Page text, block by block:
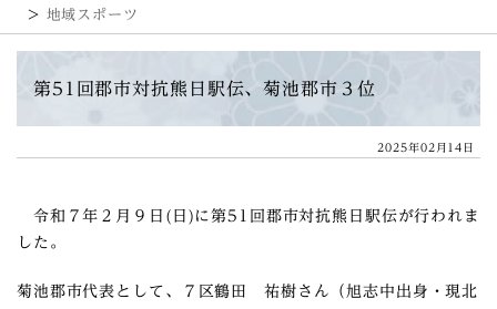
> 地域スポーツ
第51回郡市対抗熊日駅伝、菊池郡市３位
2025年02月14日
令和７年２月９日(日)に第51回郡市対抗熊日駅伝が行われま
した。
菊池郡市代表として、７区鶴田 祐樹さん（旭志中出身・現北